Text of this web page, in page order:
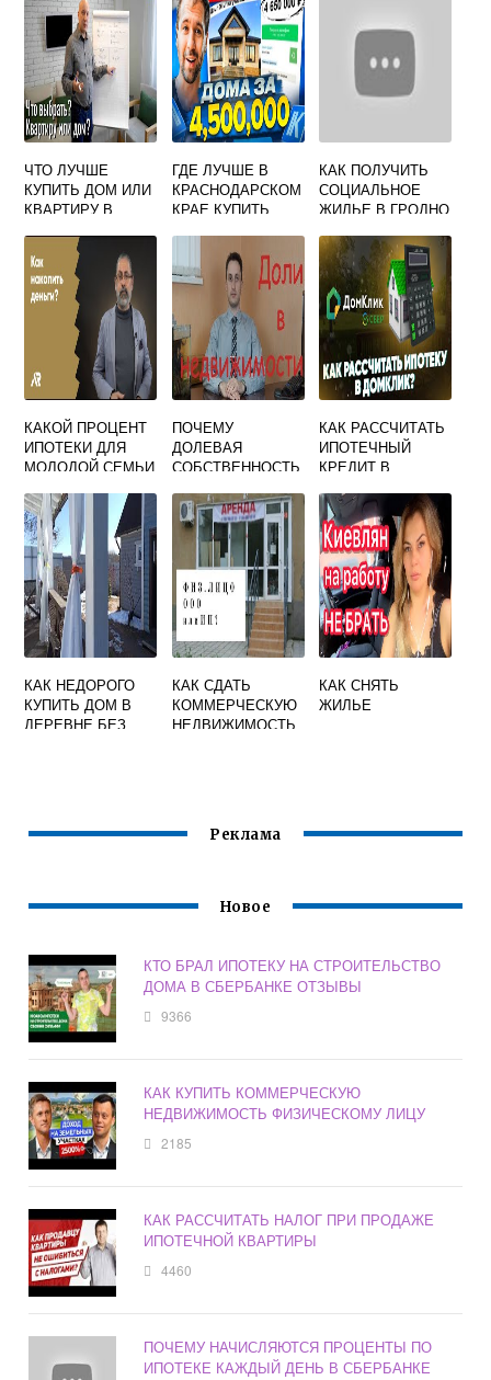
ЧТО ЛУЧШЕ
КУПИТЬ ДОМ ИЛИ
КВАРТИРУ В
ГДЕ ЛУЧШЕ В
КРАСНОДАРСКОМ
КРАЕ КУПИТЬ
КАК ПОЛУЧИТЬ
СОЦИАЛЬНОЕ
ЖИЛЬЕ В ГРОДНО
КАКОЙ ПРОЦЕНТ
ИПОТЕКИ ДЛЯ
МОЛОДОЙ СЕМЬИ
ПОЧЕМУ
ДОЛЕВАЯ
СОБСТВЕННОСТЬ
ПОД ИПОТЕКУ
КАК РАССЧИТАТЬ
ИПОТЕЧНЫЙ
КРЕДИТ В
САМОСТОЯТЕЛЬН
О КАЛЬКУЛЯТОР
КАК НЕДОРОГО
КУПИТЬ ДОМ В
ДЕРЕВНЕ БЕЗ
КАК СДАТЬ
КОММЕРЧЕСКУЮ
НЕДВИЖИМОСТЬ
КАК СНЯТЬ
ЖИЛЬЕ
Реклама
Новое
КТО БРАЛ ИПОТЕКУ НА СТРОИТЕЛЬСТВО
ДОМА В СБЕРБАНКЕ ОТЗЫВЫ
9366
КАК КУПИТЬ КОММЕРЧЕСКУЮ
НЕДВИЖИМОСТЬ ФИЗИЧЕСКОМУ ЛИЦУ
2185
КАК РАССЧИТАТЬ НАЛОГ ПРИ ПРОДАЖЕ
ИПОТЕЧНОЙ КВАРТИРЫ
4460
ПОЧЕМУ НАЧИСЛЯЮТСЯ ПРОЦЕНТЫ ПО
ИПОТЕКЕ КАЖДЫЙ ДЕНЬ В СБЕРБАНКЕ